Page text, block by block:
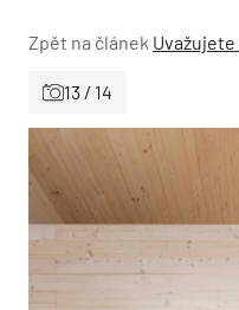
Zpět na článek
13 / 14